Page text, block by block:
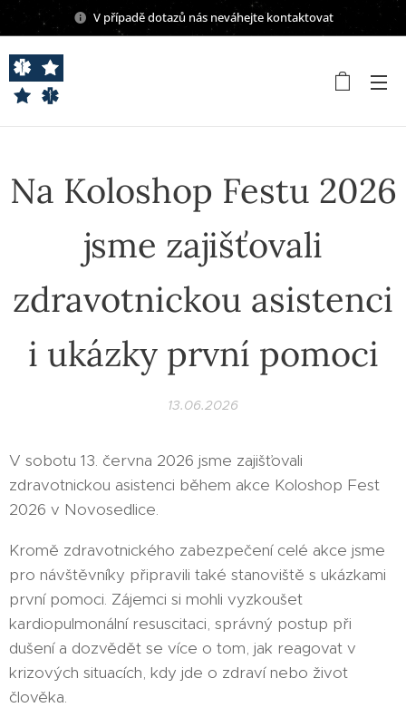
V případě dotazů nás neváhejte kontaktovat
Na Koloshop Festu 2026
jsme zajišťovali
zdravotnickou asistenci
i ukázky první pomoci
13.06.2026
V sobotu 13. června 2026 jsme zajišťovali
zdravotnickou asistenci během akce Koloshop Fest
2026 v Novosedlice.
Kromě zdravotnického zabezpečení celé akce jsme
pro návštěvníky připravili také stanoviště s ukázkami
první pomoci. Zájemci si mohli vyzkoušet
kardiopulmonální resuscitaci, správný postup při
dušení a dozvědět se více o tom, jak reagovat v
krizových situacích, kdy jde o zdraví nebo život
člověka.